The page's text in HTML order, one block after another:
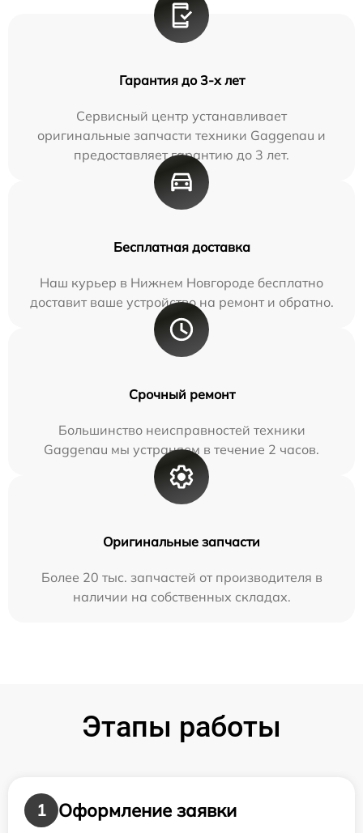
Гарантия до 3-х лет
Сервисный центр устанавливает
оригинальные запчасти техники Gaggenau и
предоставляет гарантию до 3 лет.
Бесплатная доставка
Наш курьер в Нижнем Новгороде бесплатно
доставит ваше устройство на ремонт и обратно.
Срочный ремонт
Большинство неисправностей техники
Gaggenau мы устраняем в течение 2 часов.
Оригинальные запчасти
Более 20 тыс. запчастей от производителя в
наличии на собственных складах.
Этапы работы
1 Оформление заявки